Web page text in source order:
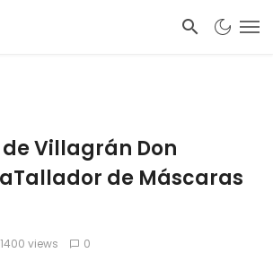
Villagrán Don
de Máscaras
1400 views 0